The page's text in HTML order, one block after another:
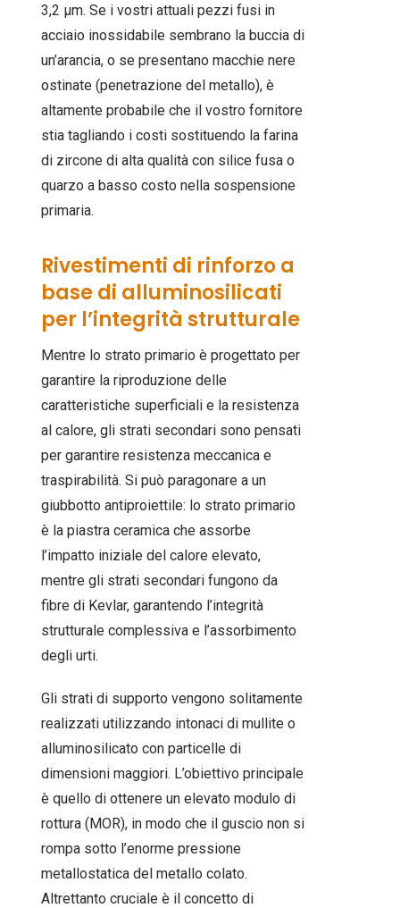
3,2 µm. Se i vostri attuali pezzi fusi in
acciaio inossidabile sembrano la buccia di
un’arancia, o se presentano macchie nere
ostinate (penetrazione del metallo), è
altamente probabile che il vostro fornitore
stia tagliando i costi sostituendo la farina
di zircone di alta qualità con silice fusa o
quarzo a basso costo nella sospensione
primaria.
Rivestimenti di rinforzo a
base di alluminosilicati
per l’integrità strutturale
Mentre lo strato primario è progettato per
garantire la riproduzione delle
caratteristiche superficiali e la resistenza
al calore, gli strati secondari sono pensati
per garantire resistenza meccanica e
traspirabilità. Si può paragonare a un
giubbotto antiproiettile: lo strato primario
è la piastra ceramica che assorbe
l’impatto iniziale del calore elevato,
mentre gli strati secondari fungono da
fibre di Kevlar, garantendo l’integrità
strutturale complessiva e l’assorbimento
degli urti.
Gli strati di supporto vengono solitamente
realizzati utilizzando intonaci di mullite o
alluminosilicato con particelle di
dimensioni maggiori. L’obiettivo principale
è quello di ottenere un elevato modulo di
rottura (MOR), in modo che il guscio non si
rompa sotto l’enorme pressione
metallostatica del metallo colato.
Altrettanto cruciale è il concetto di